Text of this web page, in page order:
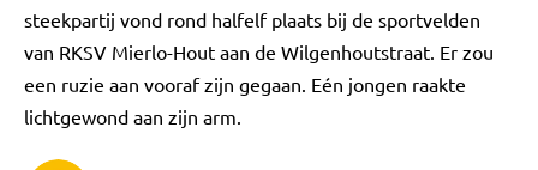
steekpartij vond rond halfelf plaats bij de sportvelden
van RKSV Mierlo-Hout aan de Wilgenhoutstraat. Er zou
een ruzie aan vooraf zijn gegaan. Eén jongen raakte
lichtgewond aan zijn arm.